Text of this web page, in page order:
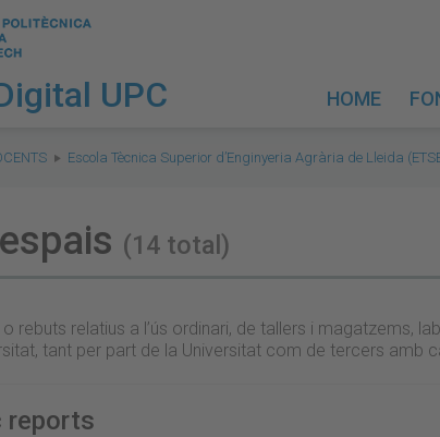
UPC HOME
Escola Tècnica Superior d’Enginyeria Agrària de Lleida
(14 total)
rebuts relatius a l’ús ordinari, de tallers i magatzems,
tant per part de la Universitat com de tercers amb
reports